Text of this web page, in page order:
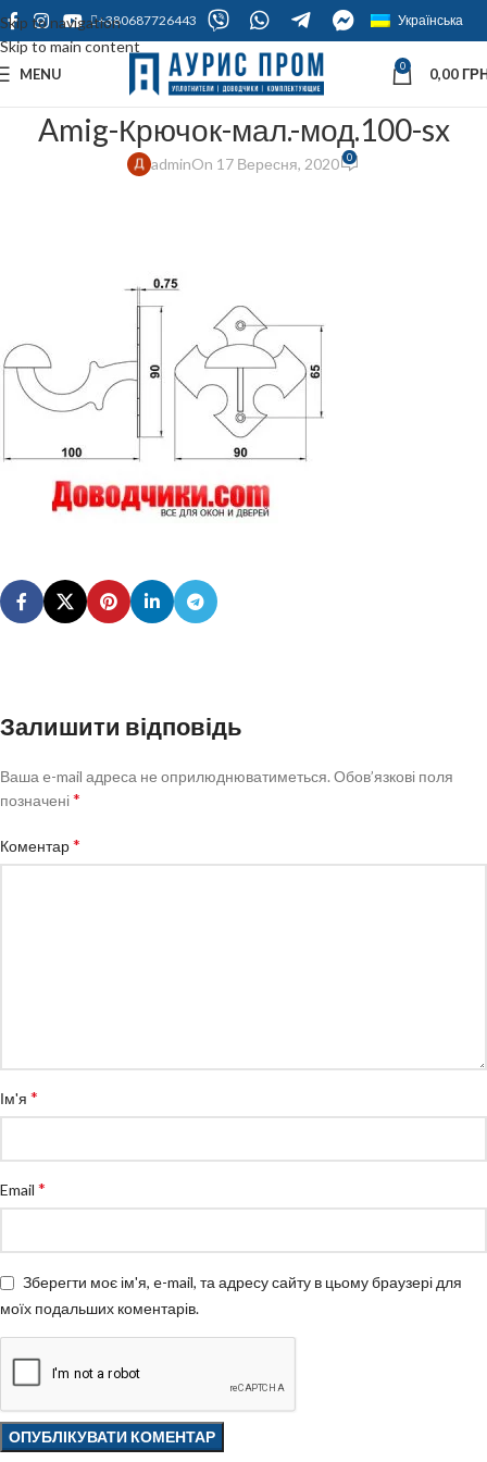
Skip to navigation
Skip to main content
+380687726443 Українська
MENU 0 0,00
Amig-Крючок-мал.-мод.100-sx
adminOn 17 Вересня, 2020 0
Залишити відповідь
Ваша e-mail адреса не оприлюднюватиметься. Обов’язкові поля
позначені*
Коментар*
Ім'я *
Email *
Зберегти моє ім'я, e-mail, та адресу сайту в цьому браузері для
моїх подальших коментарів.